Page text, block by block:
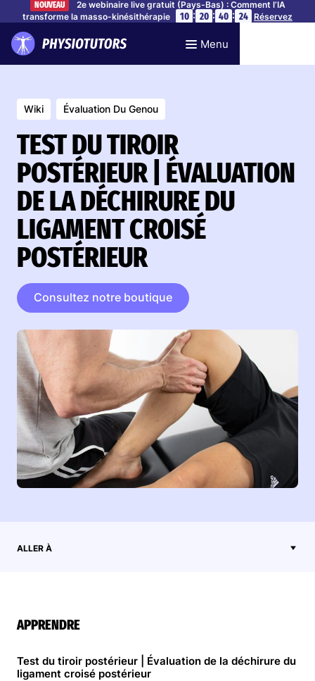
NOUVEAU
2e webinaire live gratuit (Pays-Bas) : Comment l’IA
transforme la masso-kinésithérapie
10 : 20 : 40 : 24 Réservez
Menu
Wiki Évaluation Du Genou
TEST DU TIROIR
POSTÉRIEUR | ÉVALUATION
DE LA DÉCHIRURE DU
LIGAMENT CROISÉ
POSTÉRIEUR
Consultez notre boutique
ALLER À
APPRENDRE
Test du tiroir postérieur | Évaluation de la déchirure du
ligament croisé postérieur